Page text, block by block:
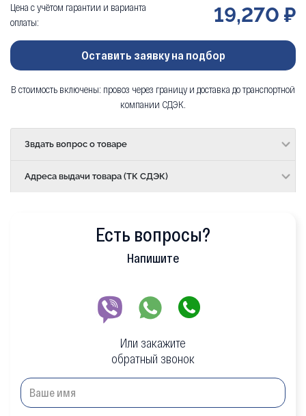
Цена с учётом гарантии и варианта
оплаты:
19,270 ₽
Оставить заявку на подбор
В стоимость включены: провоз через границу и доставка до транспортной
компании СДЭК.
Звдать вопрос о товаре
Адреса выдачи товара (ТК СДЭК)
Есть вопросы?
Напишите
Или закажите
обратный звонок